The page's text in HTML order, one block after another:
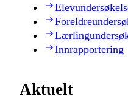
Innrapportering
Aktuelt